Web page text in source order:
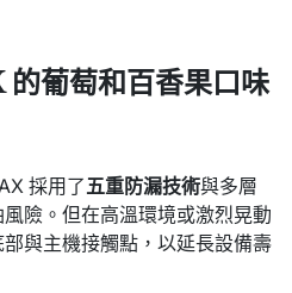
葡萄和百香果口味
採用了 五重防漏技術與多層
險。但在高溫環境或激烈晃動
與主機接觸點，以延長設備壽